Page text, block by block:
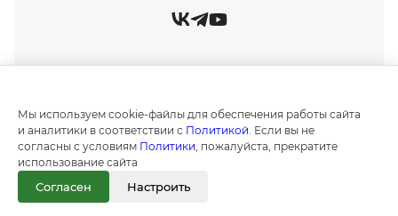
Политика обработки персональных данных
Создание и продвижение сайтов в
Москве "IT Expert Group"
Информация на сайте носит ознакомительный
характер и не является публичной офертой, как
это определено положениями статьи 437
Мы используем cookie-файлы для обеспечения работы сайта
и аналитики в соответствии с Политикой . Если вы не
согласны с условиям Политики , пожалуйста, прекратите
использование сайта
Согласен Настроить